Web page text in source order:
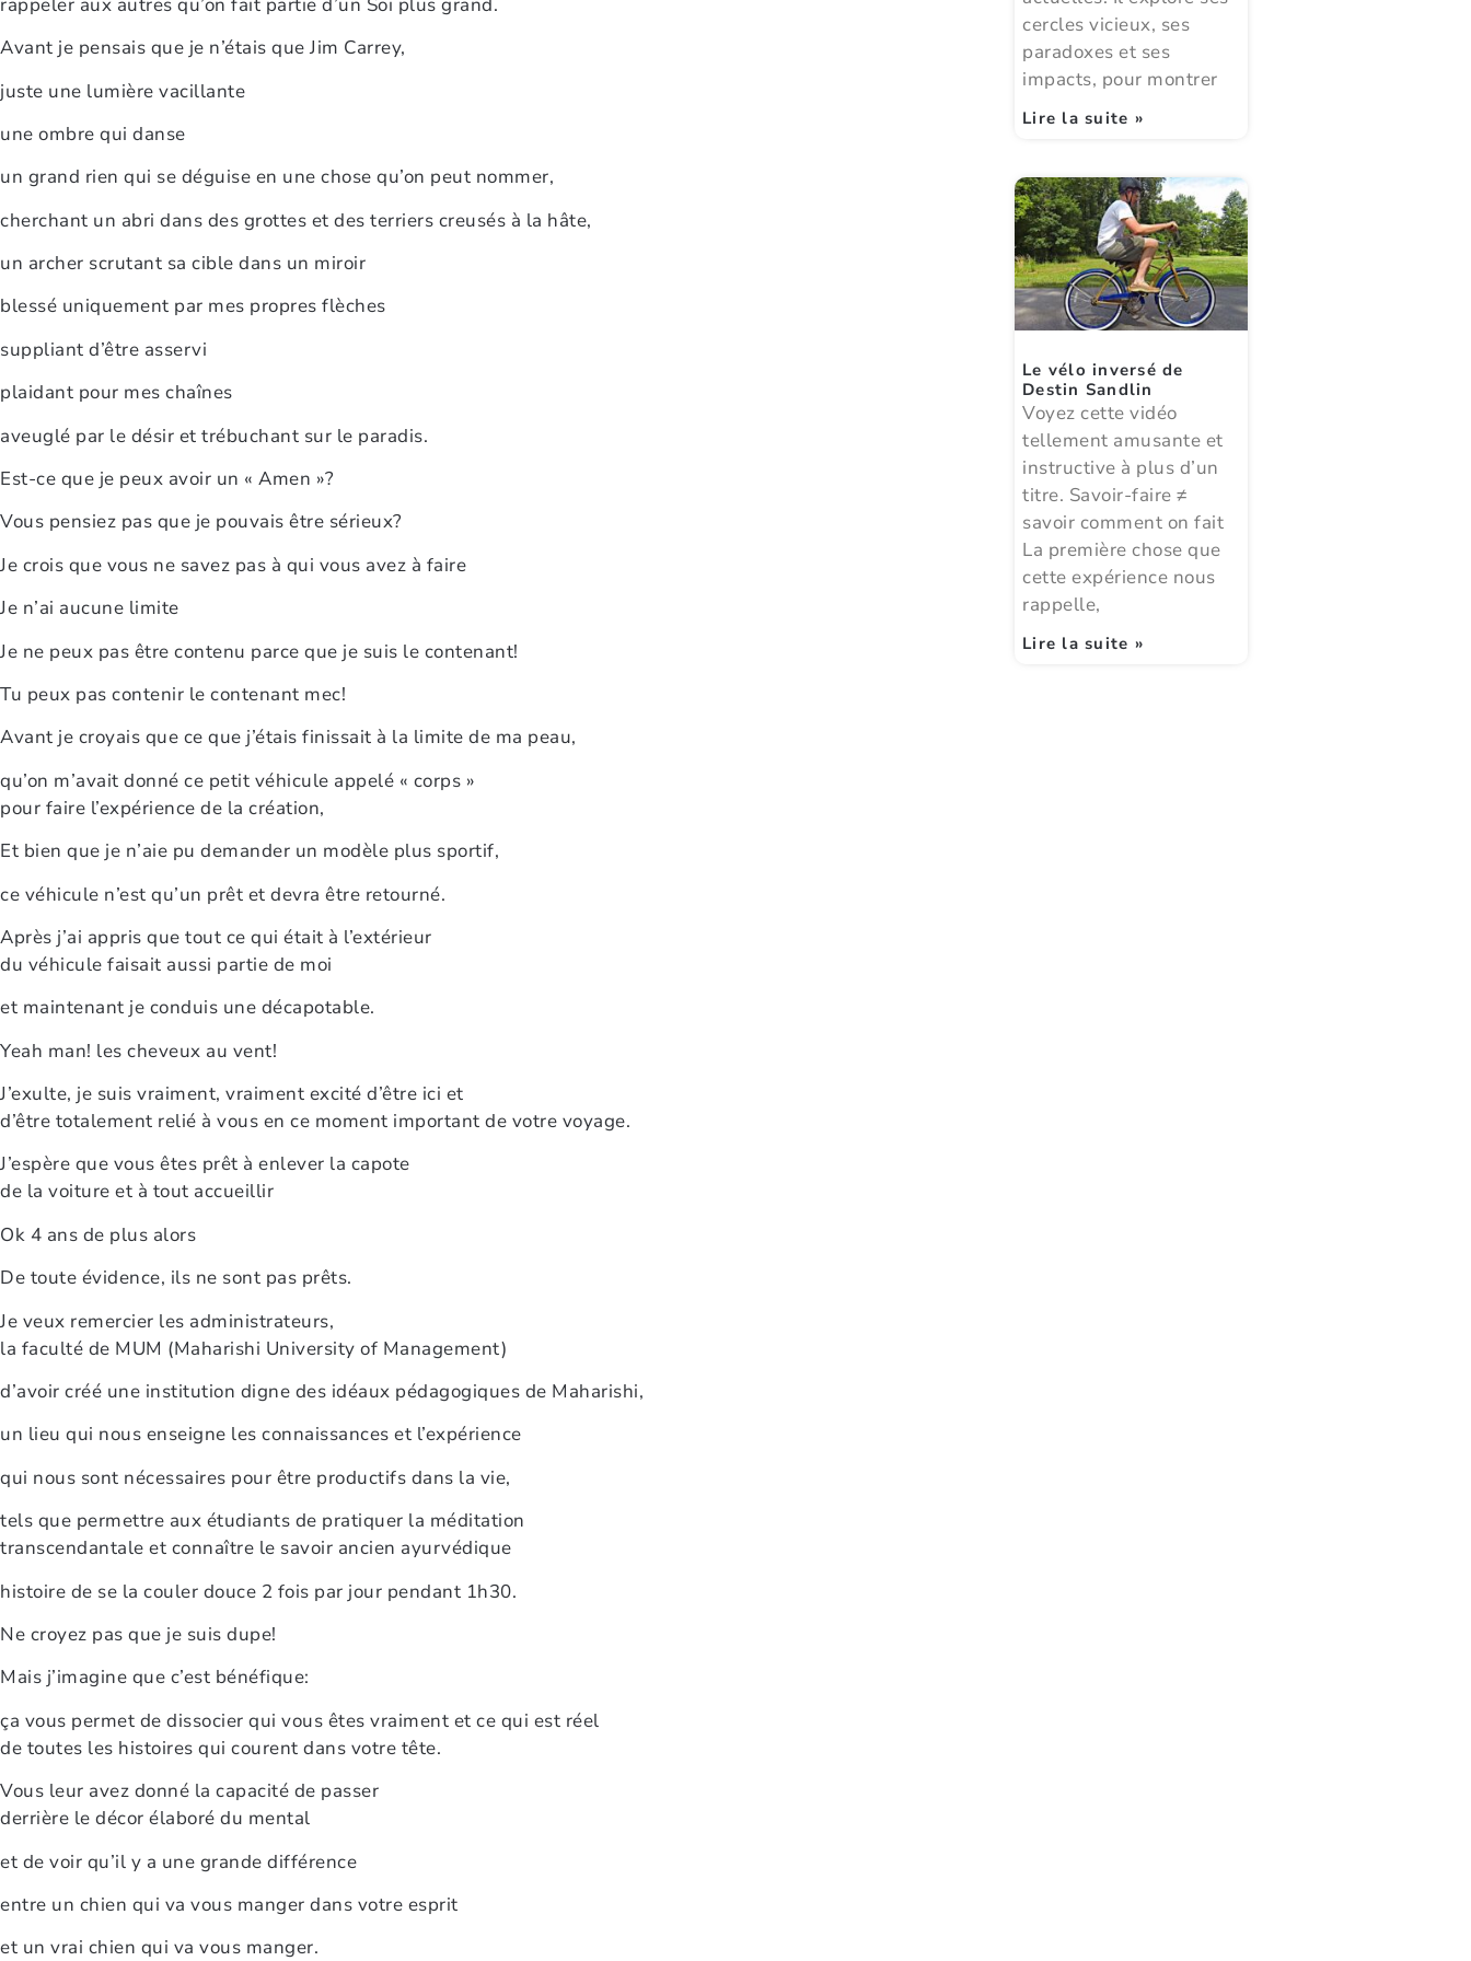
Avant je pensais que je n’étais que Jim Carrey,
juste une lumière vacillante
une ombre qui danse
un grand rien qui se déguise en une chose qu’on peut nommer,
cherchant un abri dans des grottes et des terriers creusés à la hâte,
un archer scrutant sa cible dans un miroir
blessé uniquement par mes propres flèches
suppliant d’être asservi
plaidant pour mes chaînes
aveuglé par le désir et trébuchant sur le paradis.
Est-ce que je peux avoir un « Amen »?
Vous pensiez pas que je pouvais être sérieux?
Je crois que vous ne savez pas à qui vous avez à faire
Je n’ai aucune limite
Je ne peux pas être contenu parce que je suis le contenant!
Tu peux pas contenir le contenant mec!
Avant je croyais que ce que j’étais finissait à la limite de ma peau,
qu’on m’avait donné ce petit véhicule appelé « corps »
pour faire l’expérience de la création,
Et bien que je n’aie pu demander un modèle plus sportif,
ce véhicule n’est qu’un prêt et devra être retourné.
Après j’ai appris que tout ce qui était à l’extérieur
du véhicule faisait aussi partie de moi
et maintenant je conduis une décapotable.
Yeah man! les cheveux au vent!
J’exulte, je suis vraiment, vraiment excité d’être ici et
d’être totalement relié à vous en ce moment important de votre voyage.
J’espère que vous êtes prêt à enlever la capote
de la voiture et à tout accueillir
Ok 4 ans de plus alors
De toute évidence, ils ne sont pas prêts.
Je veux remercier les administrateurs,
la faculté de MUM (Maharishi University of Management)
d’avoir créé une institution digne des idéaux pédagogiques de Maharishi,
un lieu qui nous enseigne les connaissances et l’expérience
qui nous sont nécessaires pour être productifs dans la vie,
tels que permettre aux étudiants de pratiquer la méditation
transcendantale et connaître le savoir ancien ayurvédique
histoire de se la couler douce 2 fois par jour pendant 1h30.
Ne croyez pas que je suis dupe!
Mais j’imagine que c’est bénéfique:
ça vous permet de dissocier qui vous êtes vraiment et ce qui est réel
de toutes les histoires qui courent dans votre tête.
Vous leur avez donné la capacité de passer
derrière le décor élaboré du mental
et de voir qu’il y a une grande différence
entre un chien qui va vous manger dans votre esprit
et un vrai chien qui va vous manger.
cercles vicieux, ses
paradoxes et ses
impacts, pour montrer
Lire la suite »
Le vélo inversé de
Destin Sandlin
Voyez cette vidéo
tellement amusante et
instructive à plus d’un
titre. Savoir-faire ≠
savoir comment on fait
La première chose que
cette expérience nous
rappelle,
Lire la suite »